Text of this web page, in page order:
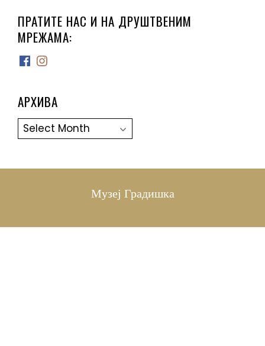
ПРАТИТЕ НАС И НА ДРУШТВЕНИМ
МРЕЖАМА:
Facebook
Instagram
АРХИВА
Архива
Музеј Градишка